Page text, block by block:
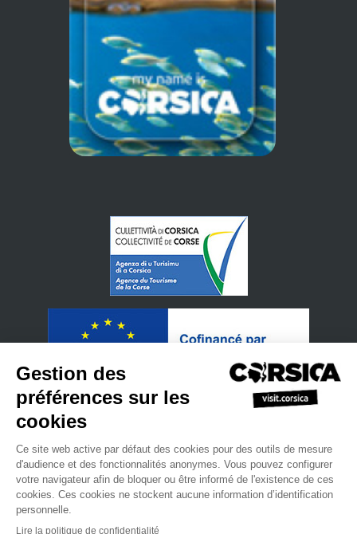
Politique de confidentialité • S'inscrire à notre newsletter • Manuel
de ventes • Site Professionnel
Mentions légales. • Plan du site • Nous contacter
powered by cd-media.fr